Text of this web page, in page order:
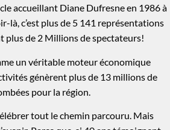
accueillant Diane Dufresne en 1986 à
là, c’est plus de 5 141 représentations
plus de 2 Millions de spectateurs!
un véritable moteur économique
génèrent plus de 13 millions de
pour la région.
tout le chemin parcouru. Mais